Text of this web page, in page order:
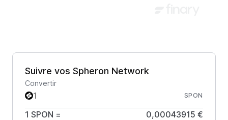
Suivre vos Spheron Network
Convertir
SPON
1 SPON = 0,00043915 €